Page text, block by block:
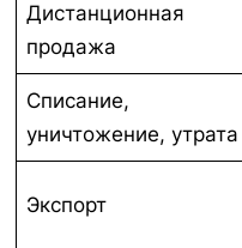
Дистанционная
продажа
Списание,
уничтожение, утрата
Экспорт